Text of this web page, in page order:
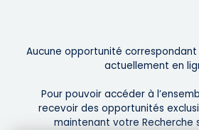
Aucune opportunité correspondant
actuellement en
Pour pouvoir accéder à
recevoir des opportunités
maintenant votre Recherche